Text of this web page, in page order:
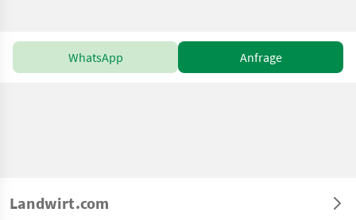
WhatsApp Anfrage
Landwirt.com